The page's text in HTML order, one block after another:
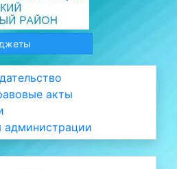
акты
администрации